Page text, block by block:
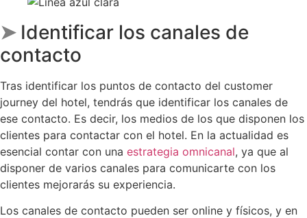
➤ Identificar los canales de
contacto
Tras identificar los puntos de contacto del customer
journey del hotel, tendrás que identificar los canales de
ese contacto. Es decir, los medios de los que disponen los
clientes para contactar con el hotel. En la actualidad es
esencial contar con una estrategia omnicanal, ya que al
disponer de varios canales para comunicarte con los
clientes mejorarás su experiencia.
Los canales de contacto pueden ser online y físicos, y en